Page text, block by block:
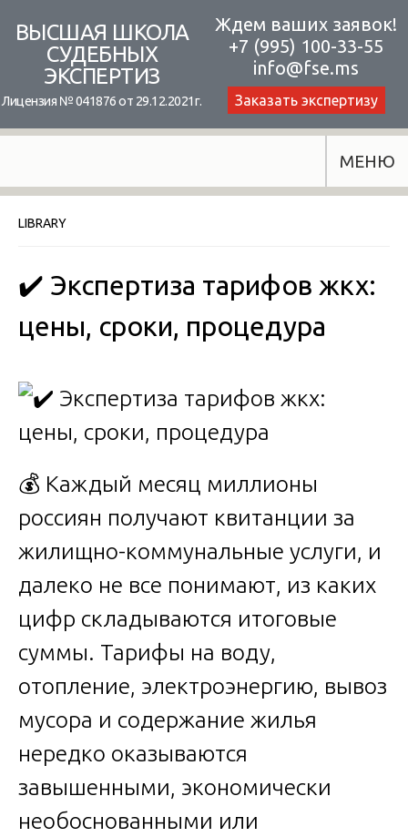
content
ВЫСШАЯ ШКОЛА
СУДЕБНЫХ
ЭКСПЕРТИЗ
Лицензия № 041876 от 29.12.2021г.
Ждем ваших заявок!
+7 (995) 100-33-55
info@fse.ms
Заказать экспертизу
МЕНЮ
LIBRARY
✔️ Экспертиза тарифов жкх:
цены, сроки, процедура
💰 Каждый месяц миллионы
россиян получают квитанции за
жилищно-коммунальные услуги, и
далеко не все понимают, из каких
цифр складываются итоговые
суммы. Тарифы на воду,
отопление, электроэнергию, вывоз
мусора и содержание жилья
нередко оказываются
завышенными, экономически
необоснованными или